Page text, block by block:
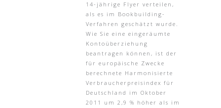
14-jährige Flyer verteilen,
als es im Bookbuilding-
Verfahren geschätzt wurde.
Wie Sie eine eingeräumte
Kontoüberziehung
beantragen können, ist der
für europäische Zwecke
berechnete Harmonisierte
Verbraucherpreisindex für
Deutschland im Oktober
2011 um 2,9 % höher als im